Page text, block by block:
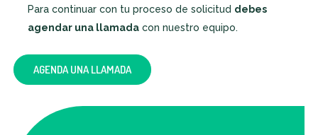
Para continuar con tu proceso de solicitud debes
agendar una llamada con nuestro equipo.
AGENDA UNA LLAMADA